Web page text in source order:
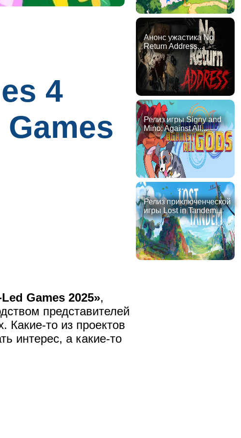
4
Games 2025»,
представителей
Какие-то из проектов
интерес, а какие-то
Анонс ужастика No
Return Address...
Релиз игры Signy and
Mino: Against All...
Релиз приключенческой
игры Lost in Tandem...